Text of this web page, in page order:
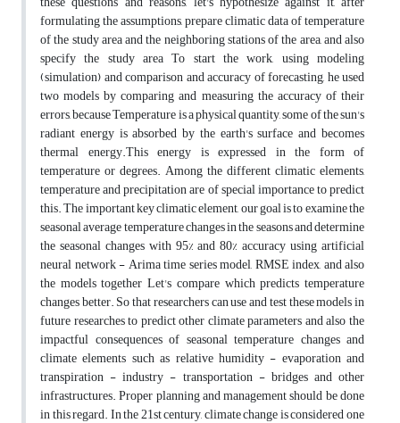
formulating the assumptions, prepare climatic data of temperature
of the study area and the neighboring stations of the area, and also
specify the study area To start the work, using modeling
(simulation) and comparison and accuracy of forecasting, he used
two models by comparing and measuring the accuracy of their
errors, because Temperature is a physical quantity, some of the sun's
radiant energy is absorbed by the earth's surface and becomes
thermal energy.This energy is expressed in the form of
temperature or degrees. Among the different climatic elements,
temperature and precipitation are of special importance to predict
this. The important key climatic element, our goal is to examine the
seasonal average temperature changes in the seasons and determine
the seasonal changes with 95% and 80% accuracy using artificial
neural network - Arima time series model, RMSE index, and also
the models together Let's compare which predicts temperature
changes better. So that researchers can use and test these models in
future researches to predict other climate parameters and also the
impactful consequences of seasonal temperature changes and
climate elements such as relative humidity - evaporation and
transpiration - industry - transportation - bridges and other
infrastructures. Proper planning and management should be done
in this regard. In the 21st century, climate change is considered one